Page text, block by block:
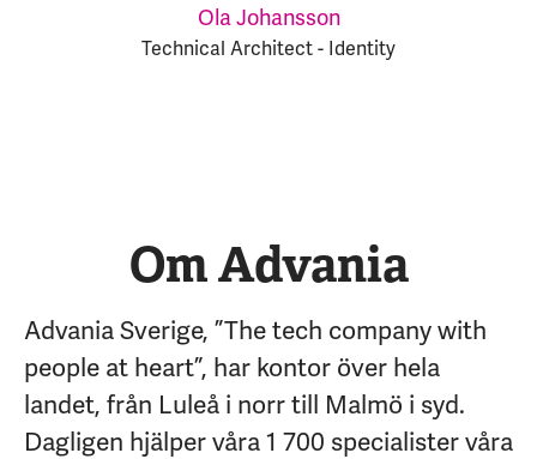
Ola Johansson
Technical Architect - Identity
Om Advania
Advania Sverige, ”The tech company with
people at heart”, har kontor över hela
landet, från Luleå i norr till Malmö i syd.
Dagligen hjälper våra 1 700 specialister våra